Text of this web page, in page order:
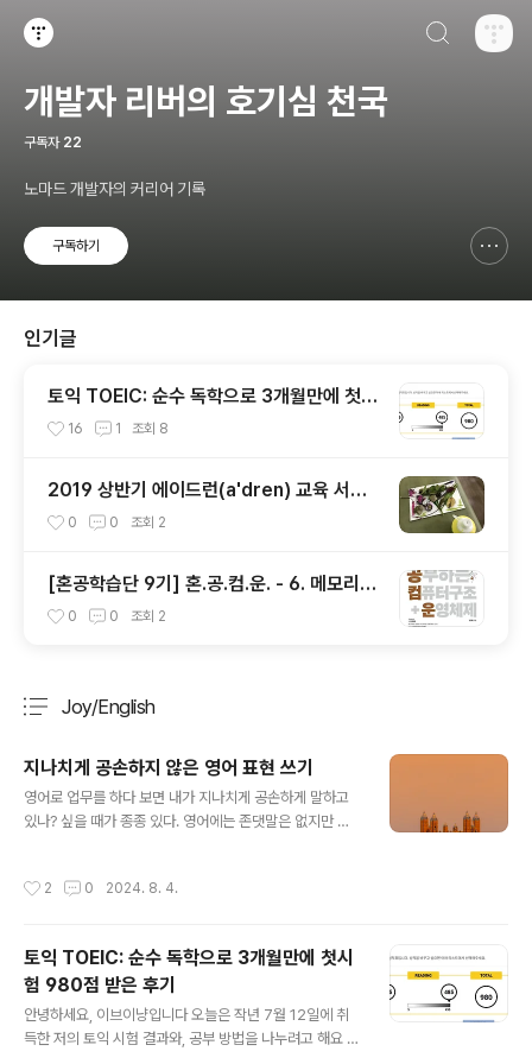
개발자 리버의 호기심 천국
구독자 22
노마드 개발자의 커리어 기록
구독하기
인기글
토익 TOEIC: 순수 독학으로 3개월만에 첫시
험 980점 받은 후기
16 1 조회 8
2019 상반기 에이드런(a'dren) 교육 서포
터즈 후기
0 0 조회 2
[혼공학습단 9기] 혼.공.컴.운. - 6. 메모리와
캐시 메모리 (미션 포함)
0 0 조회 2
Joy/English
지나치게 공손하지 않은 영어 표현 쓰기
영어로 업무를 하다 보면 내가 지나치게 공손하게 말하고
있나? 싶을 때가 종종 있다. 영어에는 존댓말은 없지만 어
는 것도 피하는 게 좋다. 아래 표현들 중 일부는 'Email lik
것 같다. Sorry for the delay> Thanks for your pati
ence 나의 명백한 잘못으로 늦은 거라면 분명하게 사과해
야 한다. 하지만 내 책임이 아니라면 굳이 sorry라는 단어
를 넣을 필요는 없다. 하지만 아무래도 상대방이 짜증이 난
2 0 2024. 8. 4.
토익 TOEIC: 순수 독학으로 3개월만에 첫시
험 980점 받은 후기
안녕하세요, 이브이냥입니다 오늘은 작년 7월 12일에 취
득한 저의 토익 시험 결과와, 공부 방법을 나누려고 해요 :)